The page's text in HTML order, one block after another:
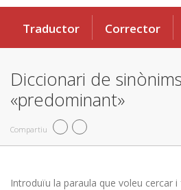
Traductor Corrector
Diccionari de
«predominant»
Compartiu
Introduïu la paraula que voleu cercar